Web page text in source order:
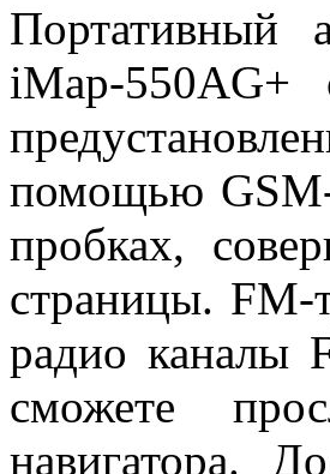
Портативный
iMap-550AG+
помощью
пробках,
страницы. FM-
радио каналы
сможете
навигатора.